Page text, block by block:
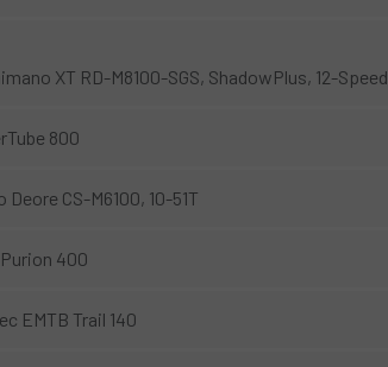
XT RD-M8100-SGS, ShadowPlus, 12-Speed
800
Deore CS-M6100, 10-51T
400
EMTB Trail 140